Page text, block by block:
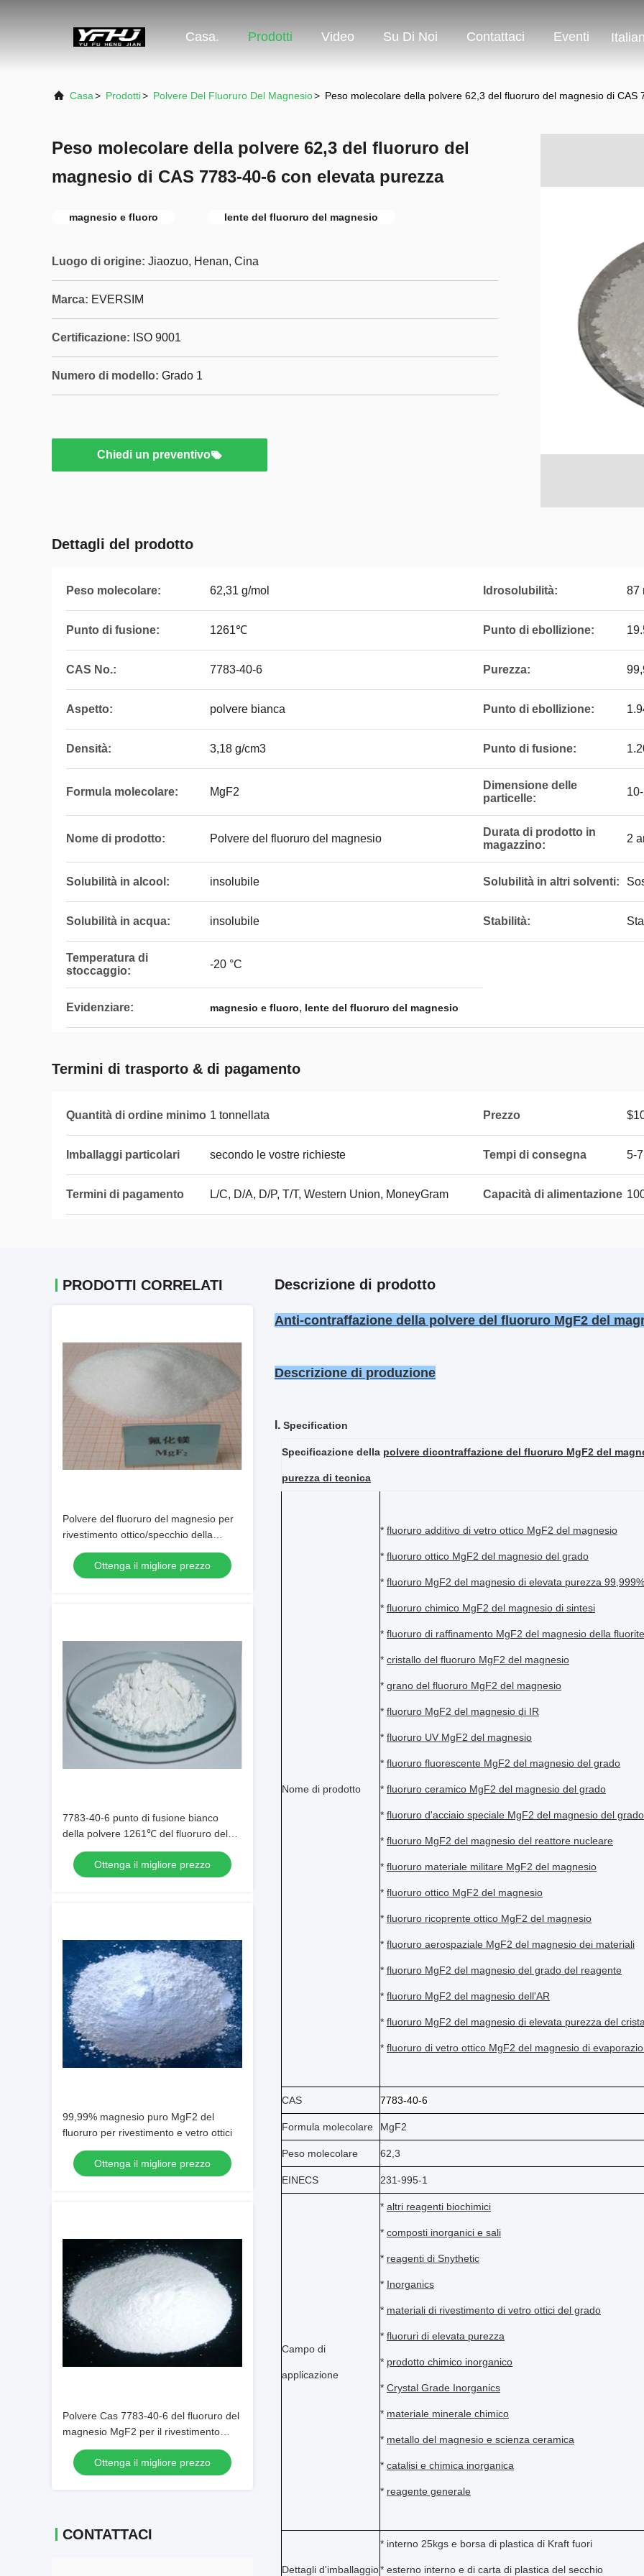
Casa. Prodotti Video Su Di Noi Contattaci Eventi
Casa> Prodotti> Polvere Del Fluoruro Del Magnesio> Peso molecolare della polvere 62,3 del fluoruro del magnesio di CAS
Peso molecolare della polvere 62,3 del fluoruro del
magnesio di CAS 7783-40-6 con elevata purezza
magnesio e fluoro lente del fluoruro del magnesio
Luogo di origine: Jiaozuo, Henan, Cina
Marca: EVERSIM
Certificazione: ISO 9001
Numero di modello: Grado 1
Chiedi un preventivo
Dettagli del prodotto
Peso molecolare: 62,31 g/mol Idrosolubilità: 87
Punto di fusione: 1261℃ Punto di ebollizione:
CAS No.: 7783-40-6 Purezza:
Aspetto: polvere bianca Punto di ebollizione:
Densità: 3,18 g/cm3 Punto di fusione:
Formula molecolare: MgF2
Dimensione delle
particelle:
Nome di prodotto: Polvere del fluoruro del magnesio
Durata di prodotto in
magazzino:
2
Solubilità in alcool: insolubile Solubilità in altri solventi:
Solubilità in acqua: insolubile Stabilità:
Temperatura di
stoccaggio:
-20 °C
Evidenziare: magnesio e fluoro, lente del fluoruro del magnesio
Termini di trasporto & di pagamento
Quantità di ordine minimo 1 tonnellata Prezzo
Imballaggi particolari secondo le vostre richieste Tempi di consegna 5-
Termini di pagamento L/C, D/A, D/P, T/T, Western Union, MoneyGram Capacità di alimentazione
PRODOTTI CORRELATI
Polvere del fluoruro del magnesio per
rivestimento ottico/specchio della
fibra/di vetro lente del prisma
Ottenga il migliore prezzo
7783-40-6 punto di fusione bianco
della polvere 1261℃ del fluoruro del
magnesio
Ottenga il migliore prezzo
99,99% magnesio puro MgF2 del
fluoruro per rivestimento e vetro ottici
Ottenga il migliore prezzo
Polvere Cas 7783-40-6 del fluoruro del
magnesio MgF2 per il rivestimento
della lente ottica
Ottenga il migliore prezzo
CONTATTACI
Descrizione di prodotto
Anti-contraffazione della polvere del fluoruro MgF2 del
Descrizione di produzione
I. Specification
Specificazione della polvere dicontraffazione del fluoruro MgF2 del
purezza di tecnica
Nome di prodotto
* fluoruro additivo di vetro ottico MgF2 del magnesio
* fluoruro ottico MgF2 del magnesio del grado
* fluoruro MgF2 del magnesio di elevata purezza 99,999%
* fluoruro chimico MgF2 del magnesio di sintesi
* fluoruro di raffinamento MgF2 del magnesio della fluorite
* cristallo del fluoruro MgF2 del magnesio
* grano del fluoruro MgF2 del magnesio
* fluoruro MgF2 del magnesio di IR
* fluoruro UV MgF2 del magnesio
* fluoruro fluorescente MgF2 del magnesio del grado
* fluoruro ceramico MgF2 del magnesio del grado
* fluoruro d'acciaio speciale MgF2 del magnesio del grado
* fluoruro MgF2 del magnesio del reattore nucleare
* fluoruro materiale militare MgF2 del magnesio
* fluoruro ottico MgF2 del magnesio
* fluoruro ricoprente ottico MgF2 del magnesio
* fluoruro aerospaziale MgF2 del magnesio dei materiali
* fluoruro MgF2 del magnesio del grado del reagente
* fluoruro MgF2 del magnesio dell'AR
* fluoruro MgF2 del magnesio di elevata purezza del
* fluoruro di vetro ottico MgF2 del magnesio di
CAS 7783-40-6
Formula molecolare MgF2
Peso molecolare 62,3
EINECS 231-995-1
Campo di
applicazione
* altri reagenti biochimici
* composti inorganici e sali
* reagenti di Snythetic
* Inorganics
* materiali di rivestimento di vetro ottici del grado
* fluoruri di elevata purezza
* prodotto chimico inorganico
* Crystal Grade Inorganics
* materiale minerale chimico
* metallo del magnesio e scienza ceramica
* catalisi e chimica inorganica
* reagente generale
Dettagli d'imballaggio
* interno 25kgs e borsa di plastica di Kraft fuori
* esterno interno e di carta di plastica del secchio